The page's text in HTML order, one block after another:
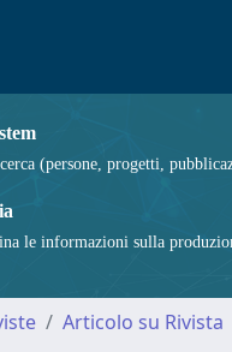
(persone, progetti,
le informazioni sulla
Articolo su Rivista